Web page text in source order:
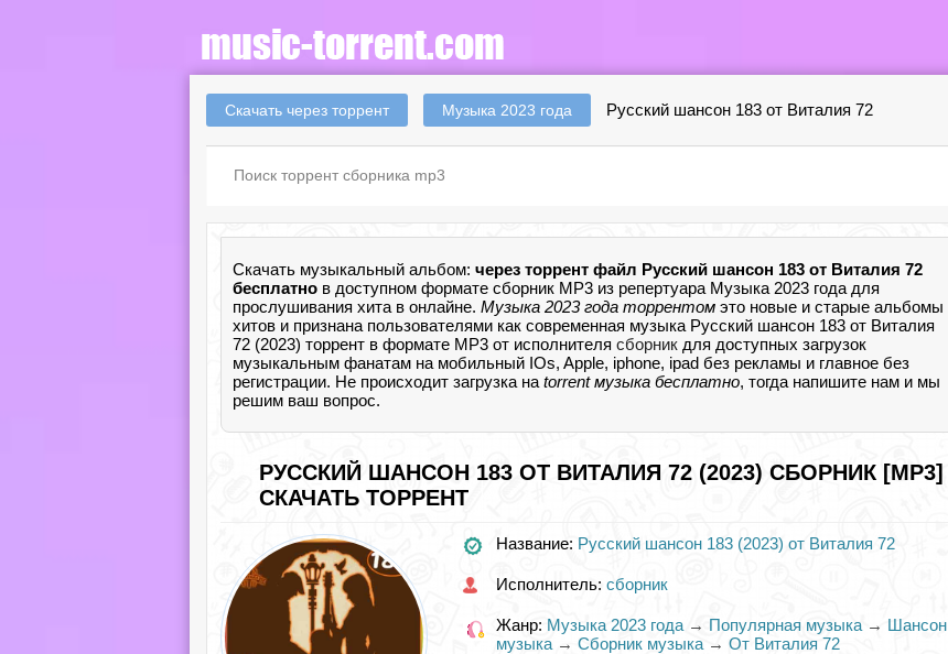
Скачать через торрент Музыка 2023 года Русский шансон 183 от Виталия 72
Скачать музыкальный альбом: через торрент файл Русский шансон 183 от Виталия 72
бесплатно в доступном формате сборник MP3 из репертуара Музыка 2023 года для
прослушивания хита в онлайне. Музыка 2023 года торрентом это новые и старые альбомы
хитов и признана пользователями как современная музыка Русский шансон 183 от Виталия
72 (2023) торрент в формате MP3 от исполнителя сборник для доступных загрузок
музыкальным фанатам на мобильный IOs, Apple, iphone, ipad без рекламы и главное без
регистрации. Не происходит загрузка на torrent музыка бесплатно, тогда напишите нам и мы
решим ваш вопрос.
РУССКИЙ ШАНСОН 183 ОТ ВИТАЛИЯ 72 (2023) СБОРНИК [MP3]
СКАЧАТЬ ТОРРЕНТ
Название: Русский шансон 183 (2023) от Виталия 72
Исполнитель: сборник
Жанр: Музыка 2023 года → Популярная музыка → Шансон
музыка → Сборник музыка → От Виталия 72